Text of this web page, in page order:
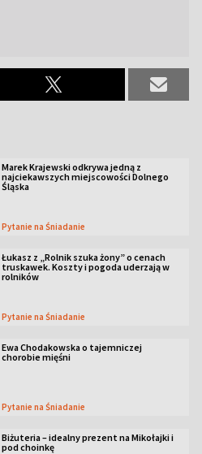
Marek Krajewski odkrywa jedną z
najciekawszych miejscowości Dolnego
Śląska
Pytanie na Śniadanie
Łukasz z „Rolnik szuka żony” o cenach
truskawek. Koszty i pogoda uderzają w
rolników
Pytanie na Śniadanie
Ewa Chodakowska o tajemniczej
chorobie mięśni
Pytanie na Śniadanie
Biżuteria – idealny prezent na Mikołajki i
pod choinkę